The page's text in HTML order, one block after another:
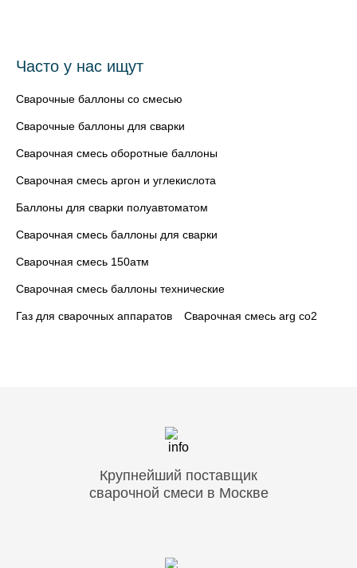
Часто у нас ищут
Сварочные баллоны со смесью
Сварочные баллоны для сварки
Сварочная смесь оборотные баллоны
Сварочная смесь аргон и углекислота
Баллоны для сварки полуавтоматом
Сварочная смесь баллоны для сварки
Сварочная смесь 150атм
Сварочная смесь баллоны технические
Газ для сварочных аппаратов Сварочная смесь arg co2
Крупнейший поставщик
сварочной смеси в Москве